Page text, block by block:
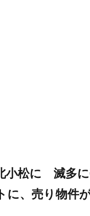
小松に 滅多
、売り物件